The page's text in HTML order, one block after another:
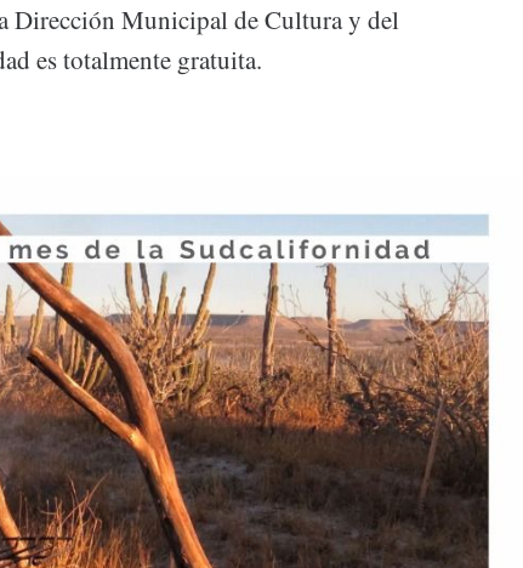
Dirección Municipal de Cultura y del
es totalmente gratuita.